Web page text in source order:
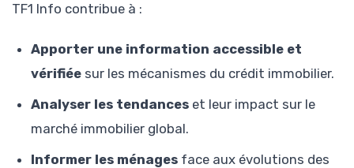
TF1 Info contribue à :
Apporter une information accessible et
vérifiée sur les mécanismes du crédit immobilier.
Analyser les tendances et leur impact sur le
marché immobilier global.
Informer les ménages face aux évolutions des